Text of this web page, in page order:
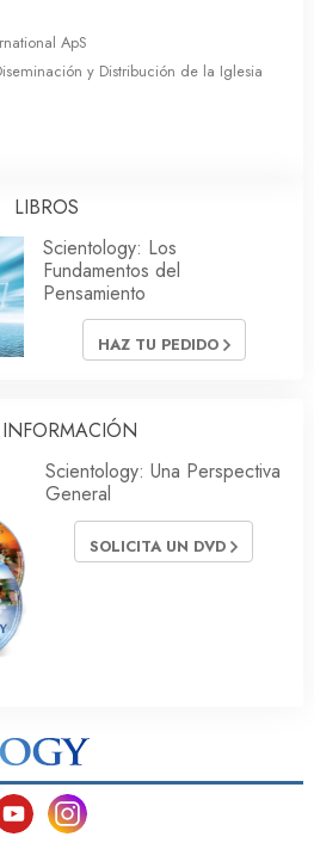
ApS
y Distribución de la Iglesia
LIBROS
Scientology: Los
Fundamentos del
Pensamiento
HAZ TU PEDIDO
Scientology: Una Perspectiva
General
SOLICITA UN DVD